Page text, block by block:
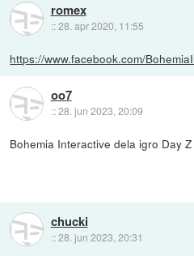
romex
::28. apr 2020, 11:55
https://www.facebook.com/
oo7
::28. jun 2023, 20:09
Bohemia Interactive dela igro Day Z
chucki
::28. jun 2023, 20:31